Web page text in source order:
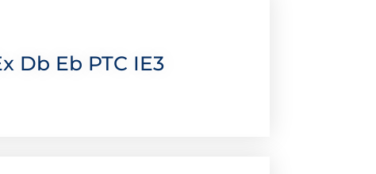
Db Eb PTC IE3